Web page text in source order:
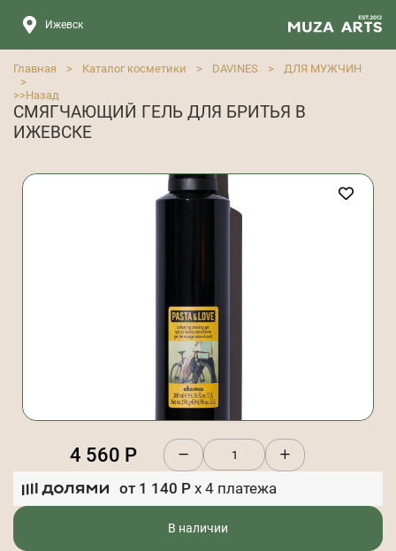
Ижевск
Главная > Каталог косметики > DAVINES >
ДЛЯ МУЖЧИН
>
>>Назад
СМЯГЧАЮЩИЙ ГЕЛЬ ДЛЯ БРИТЬЯ В
ИЖЕВСКЕ
4 560 Р
от 1 140 Р x 4 платежа
В наличии